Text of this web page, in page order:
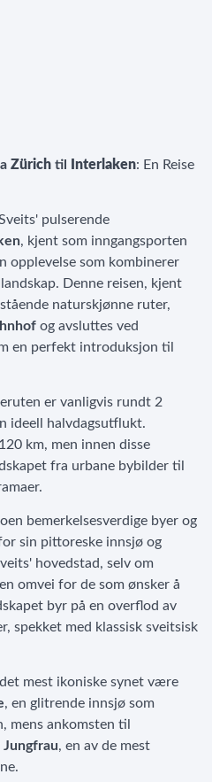
Zürich til Interlaken: En Reise
pulserende
, kjent som inngangsporten
opplevelse som kombinerer
Denne reisen, kjent
naturskjønne ruter,
og avsluttes ved
en perfekt introduksjon til
er vanligvis rundt 2
ideell halvdagsutflukt.
km, men innen disse
fra urbane bybilder til
bemerkelsesverdige byer og
sin pittoreske innsjø og
hovedstad, selv om
omvei for de som ønsker å
byr på en overflod av
spekket med klassisk sveitsisk
mest ikoniske synet være
, en glitrende innsjø som
mens ankomsten til
Jungfrau, en av de mest